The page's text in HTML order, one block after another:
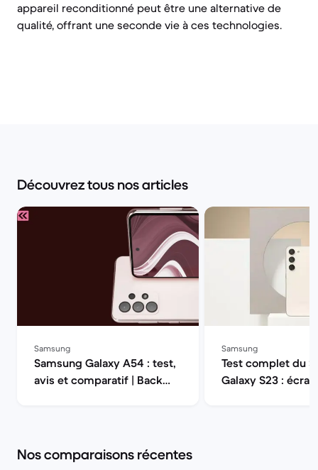
appareil reconditionné peut être une alternative de
qualité, offrant une seconde vie à ces technologies.
Découvrez tous nos articles
Samsung
Samsung Galaxy A54 : test,
avis et comparatif | Back
Samsung
Test complet du
Galaxy S23 :
Nos comparaisons récentes